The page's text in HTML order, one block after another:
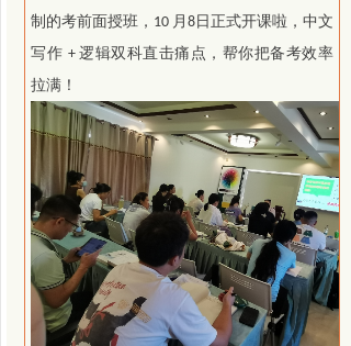
制的考前面授班， 10 月 8日正式开课啦，中文
写作 +逻辑双科直击痛点，帮你把备考效率
拉满！